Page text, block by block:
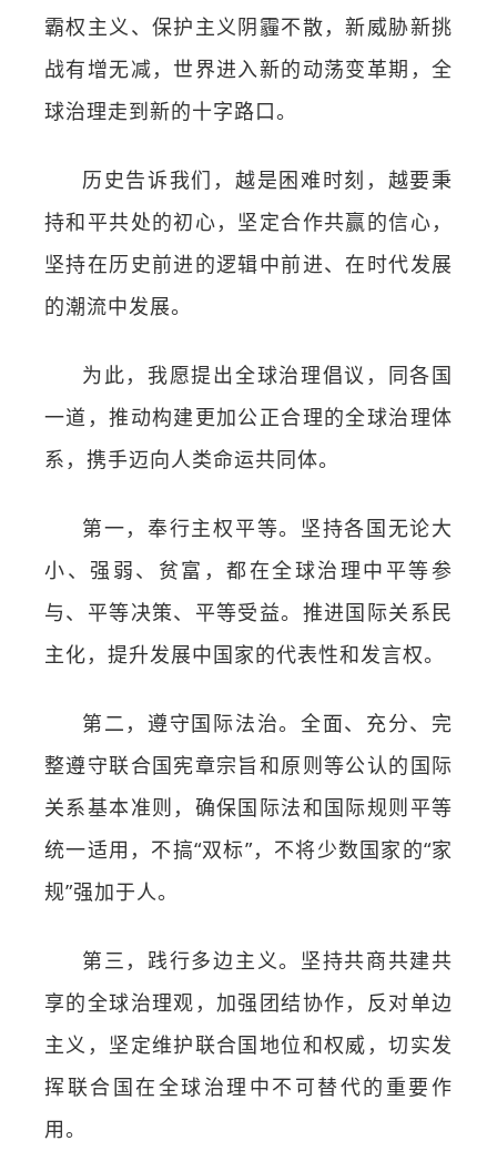
霸权主义、保护主义阴霾不散，新威胁新挑
战有增无减，世界进入新的动荡变革期，全
球治理走到新的十字路口。
历史告诉我们，越是困难时刻，越要秉
持和平共处的初心，坚定合作共赢的信心，
坚持在历史前进的逻辑中前进、在时代发展
的潮流中发展。
为此，我愿提出全球治理倡议，同各国
一道，推动构建更加公正合理的全球治理体
系，携手迈向人类命运共同体。
第一，奉行主权平等。坚持各国无论大
小、强弱、贫富，都在全球治理中平等参
与、平等决策、平等受益。推进国际关系民
主化，提升发展中国家的代表性和发言权。
第二，遵守国际法治。全面、充分、完
整遵守联合国宪章宗旨和原则等公认的国际
关系基本准则，确保国际法和国际规则平等
统一适用，不搞“双标”，不将少数国家的“家
规”强加于人。
第三，践行多边主义。坚持共商共建共
享的全球治理观，加强团结协作，反对单边
主义，坚定维护联合国地位和权威，切实发
挥联合国在全球治理中不可替代的重要作
用。